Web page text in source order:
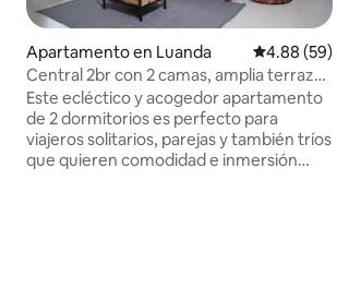
Apartamento en Luanda
4.88 (59)
Central 2br con 2 camas, amplia terraza
y oficina.
Este ecléctico y acogedor apartamento
de 2 dormitorios es perfecto para
viajeros solitarios, parejas y también tríos
que quieren comodidad e inmersión